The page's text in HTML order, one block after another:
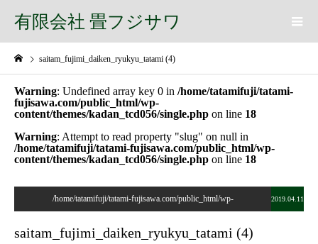
有限会社 畳フジサワ
saitam_fujimi_daiken_ryukyu_tatami (4)
Warning: Undefined array key 0 in /home/tatamifuji/tatami-
fujisawa.com/public_html/wp-
content/themes/kadan_tcd056/single.php on line 18
Warning: Attempt to read property "slug" on null in
/home/tatamifuji/tatami-fujisawa.com/public_html/wp-
content/themes/kadan_tcd056/single.php on line 18
/home/tatamifuji/tatami-fujisawa.com/public_html/wp- 2019.04.11
saitam_fujimi_daiken_ryukyu_tatami (4)